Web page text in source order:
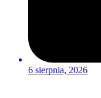
6 sierpnia, 2026